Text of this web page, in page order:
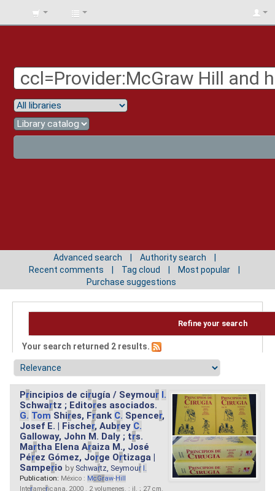
BIBLIOTECA
Advanced search
Authority search
Recent comments
Tag cloud
Most popular
Purchase suggestions
Refine your search
Your search returned 2 results.
Principios de cirugía / Seymour I.
Schwartz ; Editores asociados.
G. Tom Shires, Frank C. Spencer,
Josef E. | Fischer, Aubrey C.
Galloway, John M. Daly ; trs.
Martha Elena Araiza M., José
Pérez Gómez, Jorge Ortizaga |
Samperio by Schwartz, Seymour I.
Publication: México : McGraw-Hill
Interamericana, 2000 . 2 volumenes. : il. ; 27 cm.